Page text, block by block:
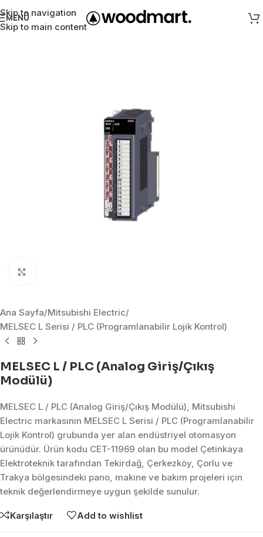
Skip to navigation
Skip to main content
MENÜ
Ana Sayfa/Mitsubishi Electric/
MELSEC L Serisi / PLC (Programlanabilir Lojik Kontrol)
MELSEC L / PLC (Analog Giriş/Çıkış
Modülü)
MELSEC L / PLC (Analog Giriş/Çıkış Modülü), Mitsubishi
Electric markasının MELSEC L Serisi / PLC (Programlanabilir
Lojik Kontrol) grubunda yer alan endüstriyel otomasyon
ürünüdür. Ürün kodu CET-11969 olan bu model Çetinkaya
Elektroteknik tarafından Tekirdağ, Çerkezköy, Çorlu ve
Trakya bölgesindeki pano, makine ve bakım projeleri için
teknik değerlendirmeye uygun şekilde sunulur.
Karşılaştır Add to wishlist